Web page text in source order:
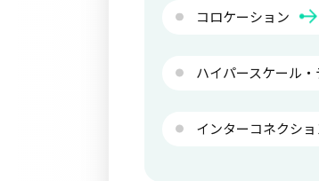
コロケーション
ハイパースケール
インターコネクショ